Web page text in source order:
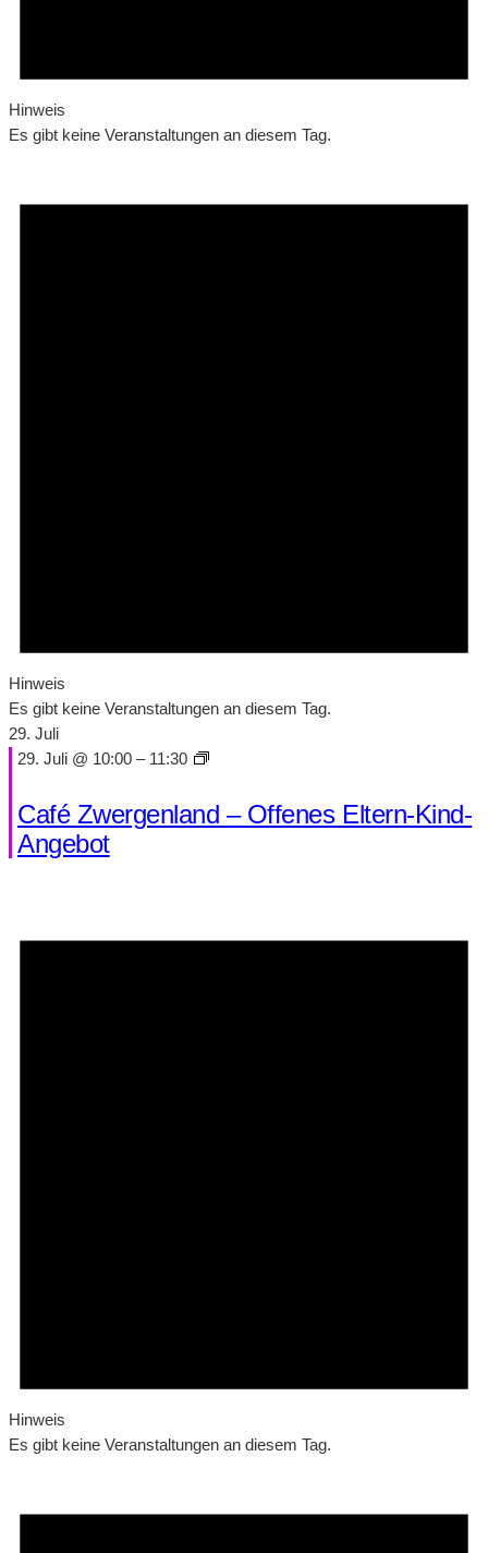
Hinweis
Es gibt keine Veranstaltungen an diesem Tag.
Hinweis
Es gibt keine Veranstaltungen an diesem Tag.
29. Juli
29. Juli @ 10:00 – 11:30
Café Zwergenland – Offenes Eltern-Kind-
Angebot
Hinweis
Es gibt keine Veranstaltungen an diesem Tag.